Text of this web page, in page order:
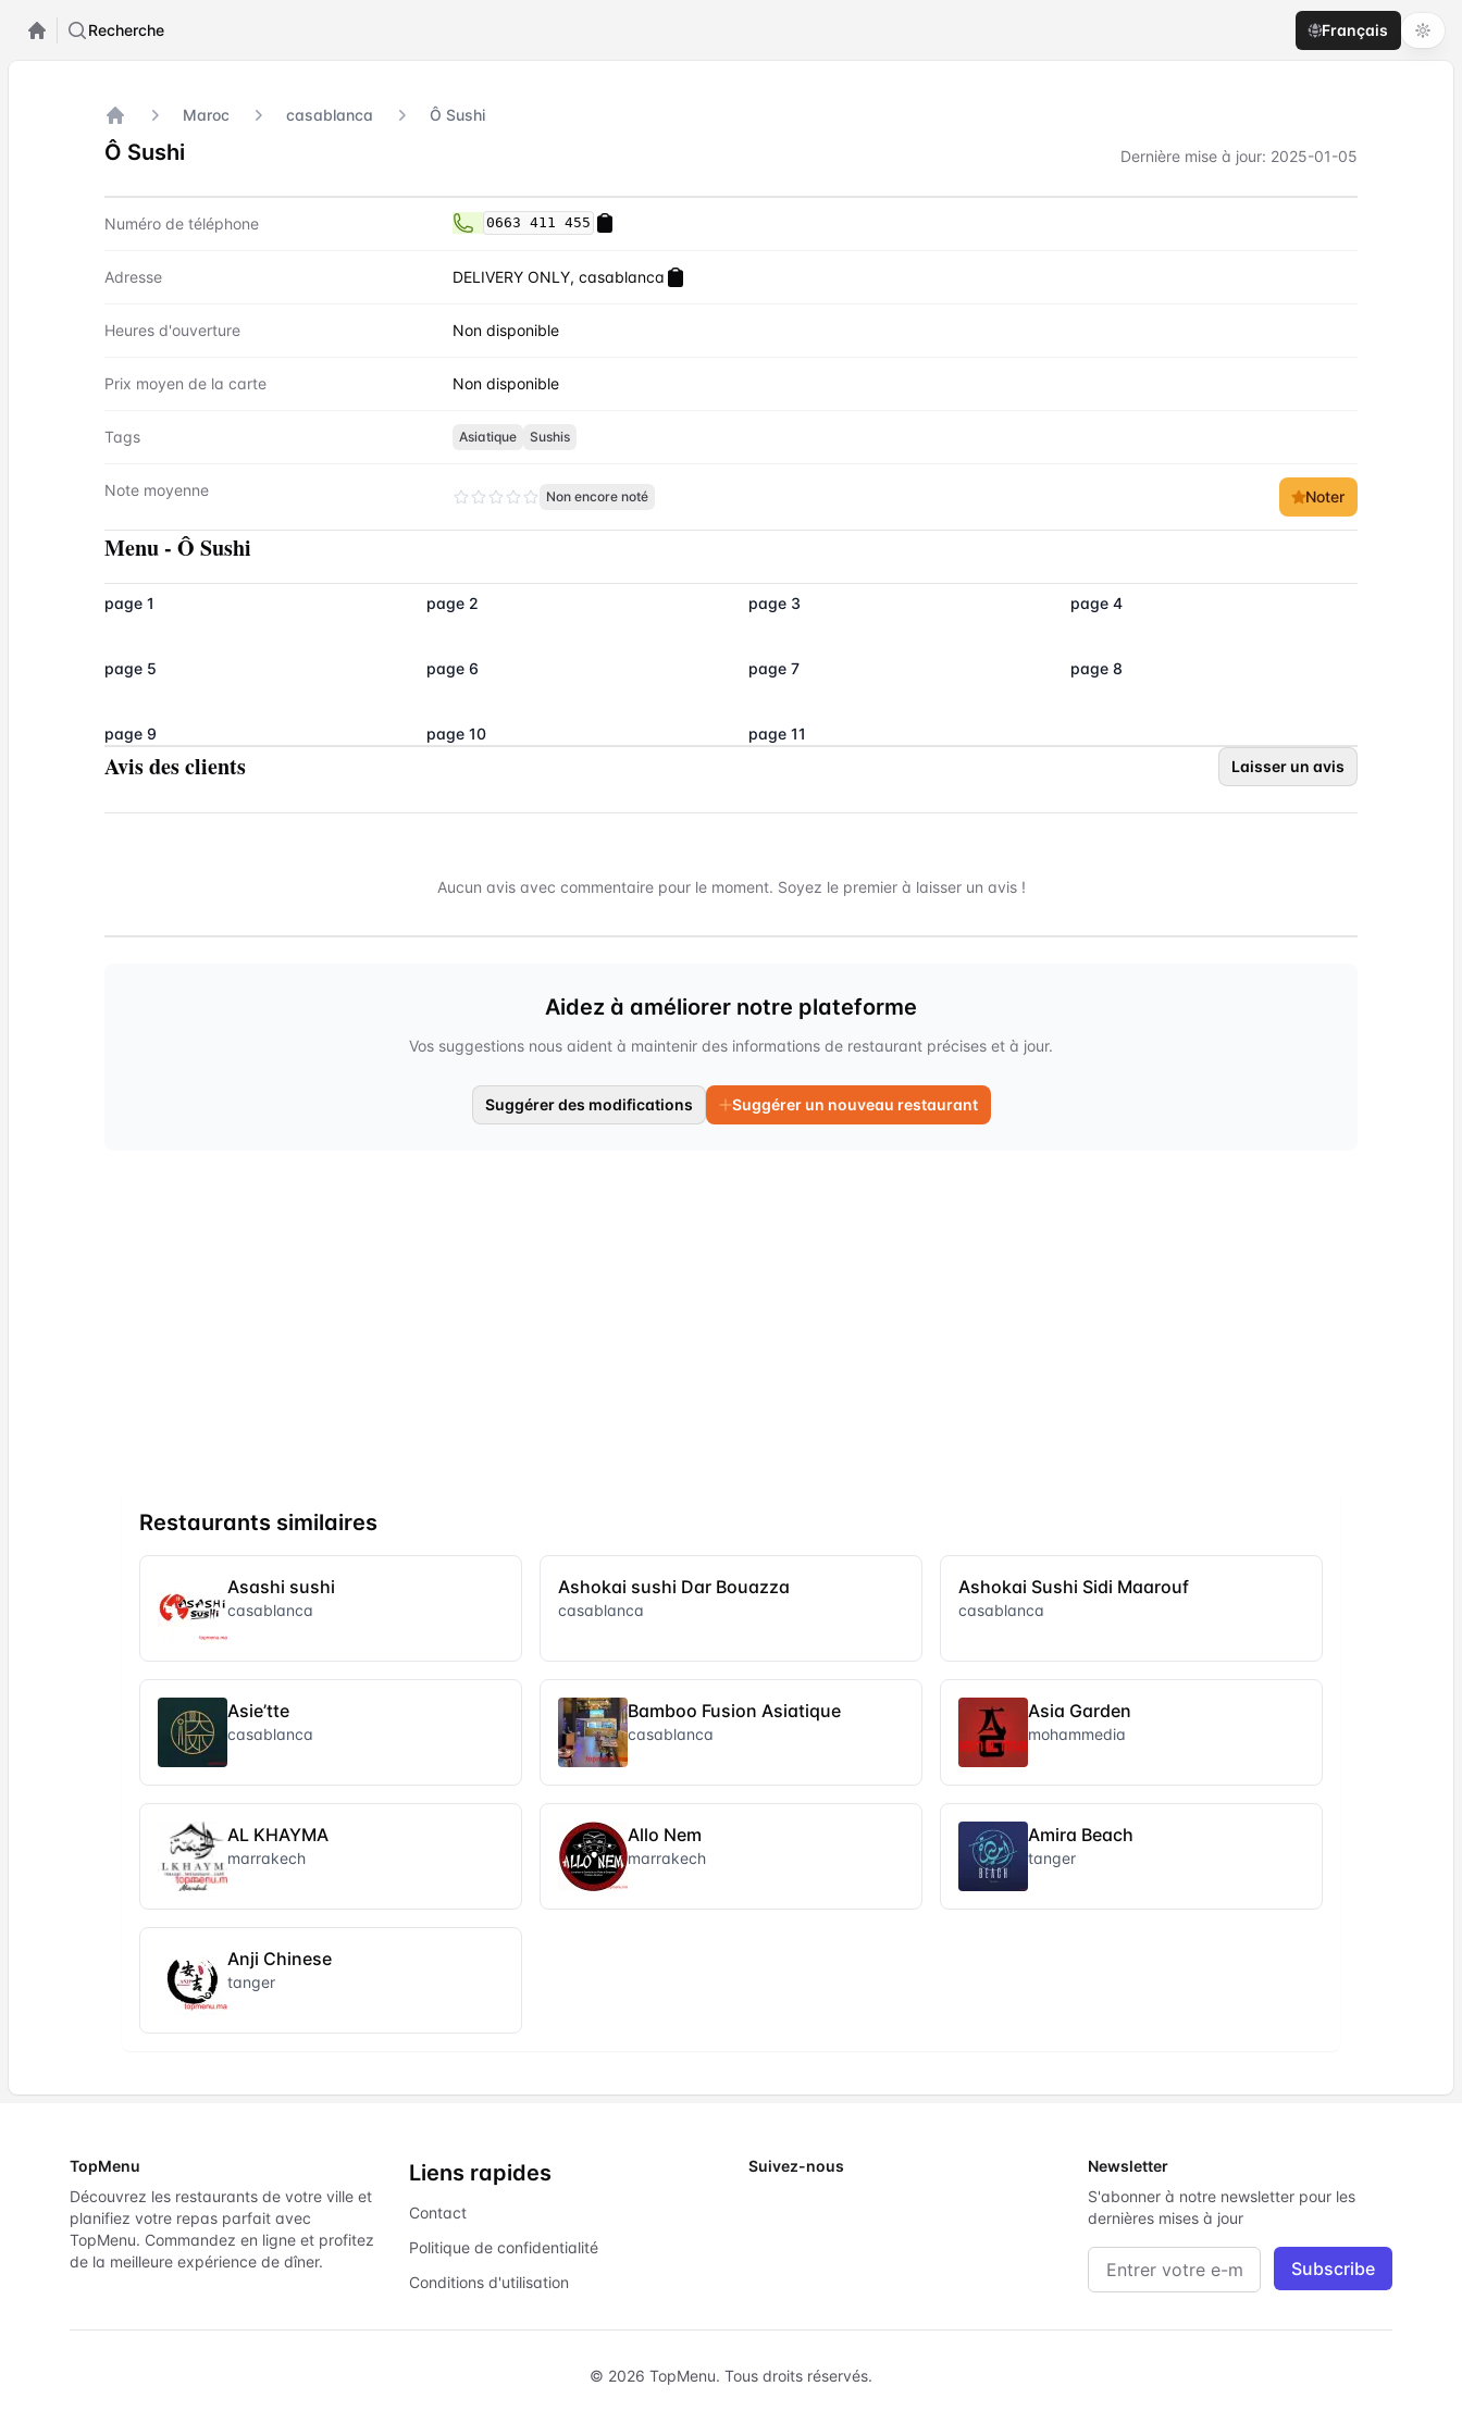
Recherche Français
Accueil
Maroc casablanca Ô Sushi
Ô Sushi Dernière mise à jour: 2025-01-05
Contact Ô Sushi
Numéro de téléphone 0663 411 455
Adresse DELIVERY ONLY, casablanca
Heures d'ouverture Non disponible
Prix moyen de la carte Non disponible
Tags Asiatique Sushis
Note moyenne Non encore noté Noter
Menu- Ô Sushi
page 1 page 2 page 3 page 4
page 5 page 6 page 7 page 8
page 9 page 10 page 11
Avis des clients Laisser un avis
Aucun avis avec commentaire pour le moment. Soyez le premier à laisser un avis !
Aidez à améliorer notre plateforme
Vos suggestions nous aident à maintenir des informations de restaurant précises et à jour.
Suggérer des modifications Suggérer un nouveau restaurant
Restaurants similaires
Asashi sushi
casablanca
Ashokai sushi Dar Bouazza
casablanca
Ashokai Sushi Sidi Maarouf
casablanca
Asie’tte
casablanca
Bamboo Fusion Asiatique
casablanca
Asia Garden
mohammedia
AL KHAYMA
marrakech
Allo Nem
marrakech
Amira Beach
tanger
Anji Chinese
tanger
TopMenu
Découvrez les restaurants de votre ville et
planifiez votre repas parfait avec
TopMenu. Commandez en ligne et profitez
de la meilleure expérience de dîner.
Liens rapides
Contact
Politique de confidentialité
Conditions d'utilisation
Suivez-nous
Newsletter
S'abonner à notre newsletter pour les
dernières mises à jour
Adresse e-mail Subscribe
© 2026 TopMenu. Tous droits réservés.